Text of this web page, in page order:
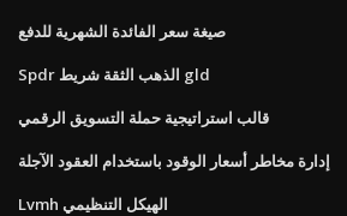
صيغة سعر الفائدة الشهرية للدفع
Spdr الذهب الثقة شريط gld
قالب استراتيجية حملة التسويق الرقمي
إدارة مخاطر أسعار الوقود باستخدام العقود الآجلة
Lvmh الهيكل التنظيمي